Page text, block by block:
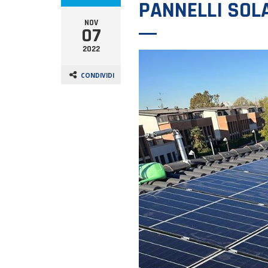
NOV
07
2022
CONDIVIDI
PANNELLI